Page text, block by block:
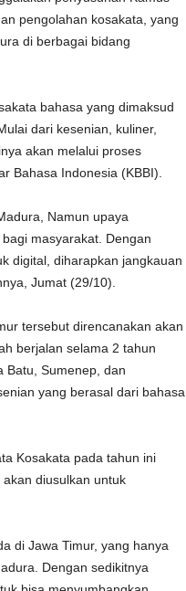
pengolahan kosakata, yang
di berbagai bidang
bahasa yang dimaksud
dari kesenian, kuliner,
akan melalui proses
Bahasa Indonesia (KBBI).
Namun upaya
masyarakat. Dengan
digital, diharapkan jangkauan
Jumat (29/10).
tersebut direncanakan akan
berjalan selama 2 tahun
Batu, Sumenep, dan
yang berasal dari bahasa
Kosakata pada tahun ini
diusulkan untuk
di Jawa Timur, yang hanya
Dengan sedikitnya